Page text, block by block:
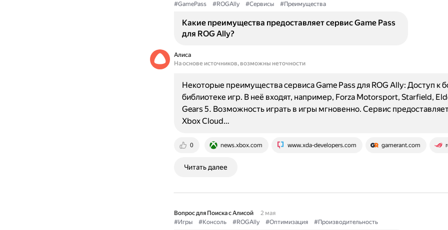
#GamePass
#ROGAlly #Сервисы #Преимущества
Какие преимущества предоставляет сервис Game Pass
для ROG Ally?
Алиса
На основе источников, возможны неточности
0 news.xbox.com www.xda-developers.com gamerant.com
Некоторые преимущества сервиса Game Pass для ROG Ally: Доступ к
библиотеке игр. В неё входят, например, Forza Motorsport, Starfield,
Gears 5. Возможность играть в игры мгновенно. Сервис
Xbox Cloud…
Читать далее
Вопрос для Поиска с Алисой
2 мая
#Игры
#Консоль #ROGAlly #Оптимизация #Производительность